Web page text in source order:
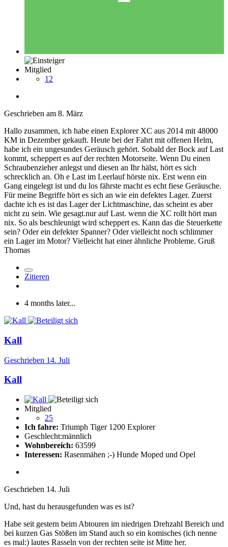
Mitglied
12
Geschrieben am 8. März
Hallo zusammen, ich habe einen Explorer XC aus 2014 mit 48000
KM in Dezember gekauft. Heute bei der Fahrt mit offenen Helm,
habe ich ein ungesundes Geräusch gehört. Sobald der Bock auf Last
kommt, scheppert es auf der rechten Motorseite. Wenn Du einen
Schraubenzieher anlegst und diesen an Ihr hälst, hört es sich
schrecklich an. Oh e Last im Leerlauf hörste nix. Erst wenn ein
Gang eingelegt ist und du los fährste macht es echt fiese Geräusche.
Für meine Begriffe hört es sich an wie ein defektes Lager. Zuerst
dachte ich es ist das Lager der Lichtmaschine, das scheint es aber
nicht zu sein. Wie gesagt.nur auf Last. wenn die XC rollt hört man
nix. So als beschleunigt wird scheppert es. Kann das die Steuerkette
sein? Oder ein defekter Spanner? Oder vielleicht noch schlimmer
ein Lager im Motor? Vielleicht hat einer ähnliche Probleme. Gruß
Thomas
Zitieren
4 months later...
Kall
Geschrieben 14. Juli
Kall
Mitglied
25
Ich fahre: Triumph Tiger 1200 Explorer
Geschlecht:männlich
Wohnbereich: 63599
Interessen: Rasenmähen ;-) Hunde Moped und Opel
Geschrieben 14. Juli
Und, hast du herausgefunden was es ist?
Habe seit gestern beim Abtouren im niedrigen Drehzahl Bereich und
bei kurzen Gas Stößen im Stand auch so ein komisches (ich nenne
es mal:) lautes Rasseln von der rechten seite ist Mitte her.